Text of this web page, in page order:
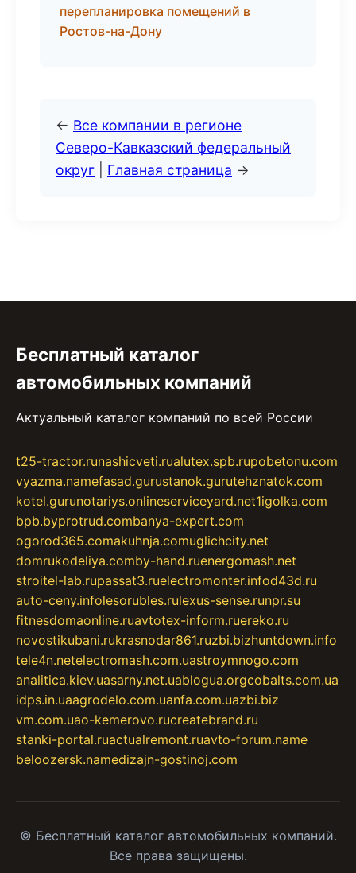
перепланировка помещений в
Ростов-на-Дону
← Все компании в регионе
Северо-Кавказский федеральный
округ
Главная страница →
Бесплатный каталог
автомобильных компаний
Актуальный каталог компаний по всей России
t25-tractor.runashicveti.rualutex.spb.rupobetonu.com
vyazma.namefasad.gurustanok.gurutehznatok.com
kotel.gurunotariys.onlineserviceyard.net1igolka.com
bpb.byprotrud.combanya-expert.com
ogorod365.comakuhnja.comuglichcity.net
domrukodeliya.comby-hand.ruenergomash.net
stroitel-lab.rupassat3.ruelectromonter.infod43d.ru
auto-ceny.infolesorubles.rulexus-sense.runpr.su
fitnesdomaonline.ruavtotex-inform.ruereko.ru
novostikubani.rukrasnodar861.ruzbi.bizhuntdown.info
tele4n.netelectromash.com.uastroymnogo.com
analitica.kiev.uasarny.net.uablogua.orgcobalts.com.ua
idps.in.uaagrodelo.com.uanfa.com.uazbi.biz
vm.com.uao-kemerovo.rucreatebrand.ru
stanki-portal.ruactualremont.ruavto-forum.name
beloozersk.namedizajn-gostinoj.com
© Бесплатный каталог автомобильных компаний.
Все права защищены.